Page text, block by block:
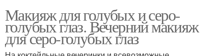
Макияж для голубых и серо-
голубых глаз. Вечерний макияж
для серо-голубых глаз